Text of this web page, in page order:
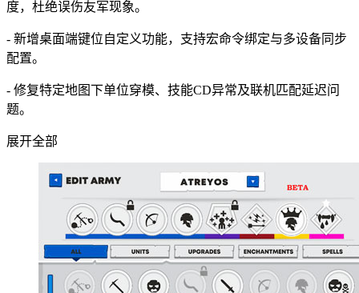
度，杜绝误伤友军现象。
- 新增桌面端键位自定义功能，支持宏命令绑定与多设备同步
配置。
- 修复特定地图下单位穿模、技能CD异常及联机匹配延迟问
题。
展开全部